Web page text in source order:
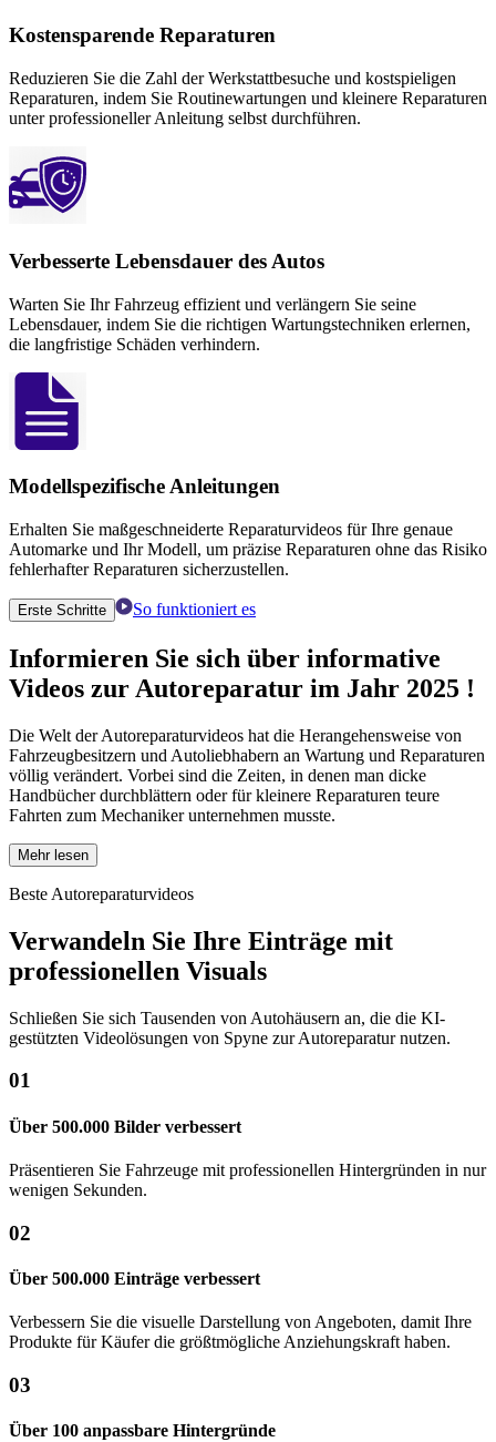
Kostensparende Reparaturen
Reduzieren Sie die Zahl der Werkstattbesuche und kostspieligen
Reparaturen, indem Sie Routinewartungen und kleinere Reparaturen
unter professioneller Anleitung selbst durchführen.
Verbesserte Lebensdauer des Autos
Warten Sie Ihr Fahrzeug effizient und verlängern Sie seine
Lebensdauer, indem Sie die richtigen Wartungstechniken erlernen,
die langfristige Schäden verhindern.
Modellspezifische Anleitungen
Erhalten Sie maßgeschneiderte Reparaturvideos für Ihre genaue
Automarke und Ihr Modell, um präzise Reparaturen ohne das Risiko
fehlerhafter Reparaturen sicherzustellen.
Erste Schritte So funktioniert es
Informieren Sie sich über informative
Videos zur Autoreparatur im Jahr 2025 !
Die Welt der Autoreparaturvideos hat die Herangehensweise von
Fahrzeugbesitzern und Autoliebhabern an Wartung und Reparaturen
völlig verändert. Vorbei sind die Zeiten, in denen man dicke
Handbücher durchblättern oder für kleinere Reparaturen teure
Fahrten zum Mechaniker unternehmen musste.
Mehr lesen
Beste Autoreparaturvideos
Verwandeln Sie Ihre Einträge mit
professionellen Visuals
Schließen Sie sich Tausenden von Autohäusern an, die die KI-
gestützten Videolösungen von Spyne zur Autoreparatur nutzen.
01
Über 500.000 Bilder verbessert
Präsentieren Sie Fahrzeuge mit professionellen Hintergründen in nur
wenigen Sekunden.
02
Über 500.000 Einträge verbessert
Verbessern Sie die visuelle Darstellung von Angeboten, damit Ihre
Produkte für Käufer die größtmögliche Anziehungskraft haben.
03
Über 100 anpassbare Hintergründe